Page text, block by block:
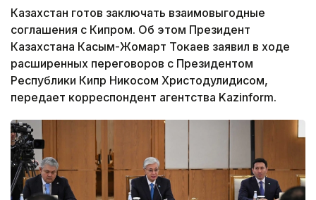
Казахстан готов заключать взаимовыгодные
соглашения с Кипром. Об этом Президент
Казахстана Касым-Жомарт Токаев заявил в ходе
расширенных переговоров с Президентом
Республики Кипр Никосом Христодулидисом,
передает корреспондент агентства Kazinform.